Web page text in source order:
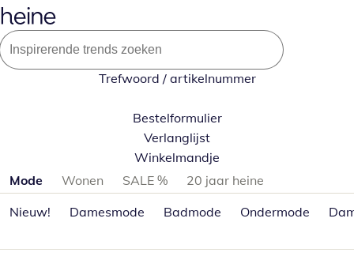
Trefwoord / artikelnummer
Bestelformulier
Verlanglijst
Winkelmandje
Productcategorieën overslaan
Mode Wonen SALE %
20 jaar heine
Nieuw!
Damesmode Badmode Ondermode